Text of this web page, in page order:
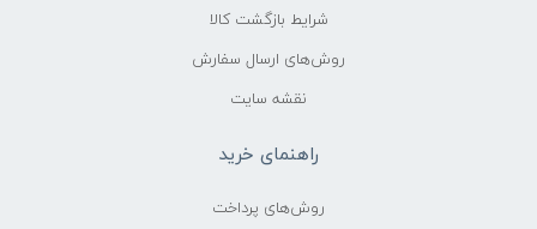
شرایط بازگشت کالا
روش‌های ارسال سفارش
نقشه سایت
راهنمای خرید
روش‌های پرداخت